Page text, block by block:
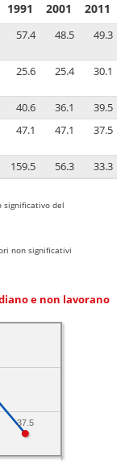
1991 2001 2011
57.4 48.5 49.3
25.6 25.4 30.1
40.6 36.1
39.5
47.1 47.1 37.5
159.5 56.3 33.3
significativo del
non significativi
e non lavorano
37.5